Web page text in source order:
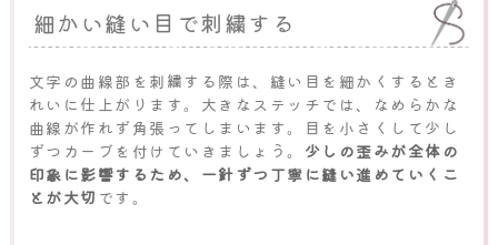
細かい縫い目で刺繍する
文字の曲線部を刺繍する際は、縫い目を細かくするとき
れいに仕上がります。大きなステッチでは、なめらかな
曲線が作れず角張ってしまいます。目を小さくして少し
ずつカーブを付けていきましょう。 少しの歪みが全体の
印象に影響するため、一針ずつ丁寧に縫い進めていくこ
とが大切 です。